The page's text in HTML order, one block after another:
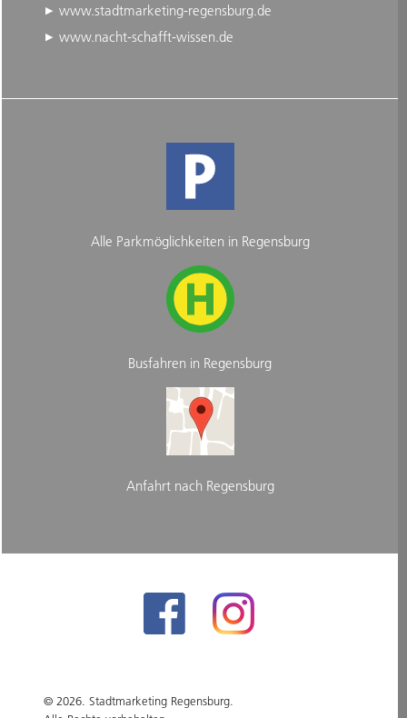
www.stadtmarketing-regensburg.de
www.nacht-schafft-wissen.de
Alle Parkmöglichkeiten in Regensburg
Busfahren in Regensburg
Anfahrt nach Regensburg
© 2026. Stadtmarketing Regensburg.